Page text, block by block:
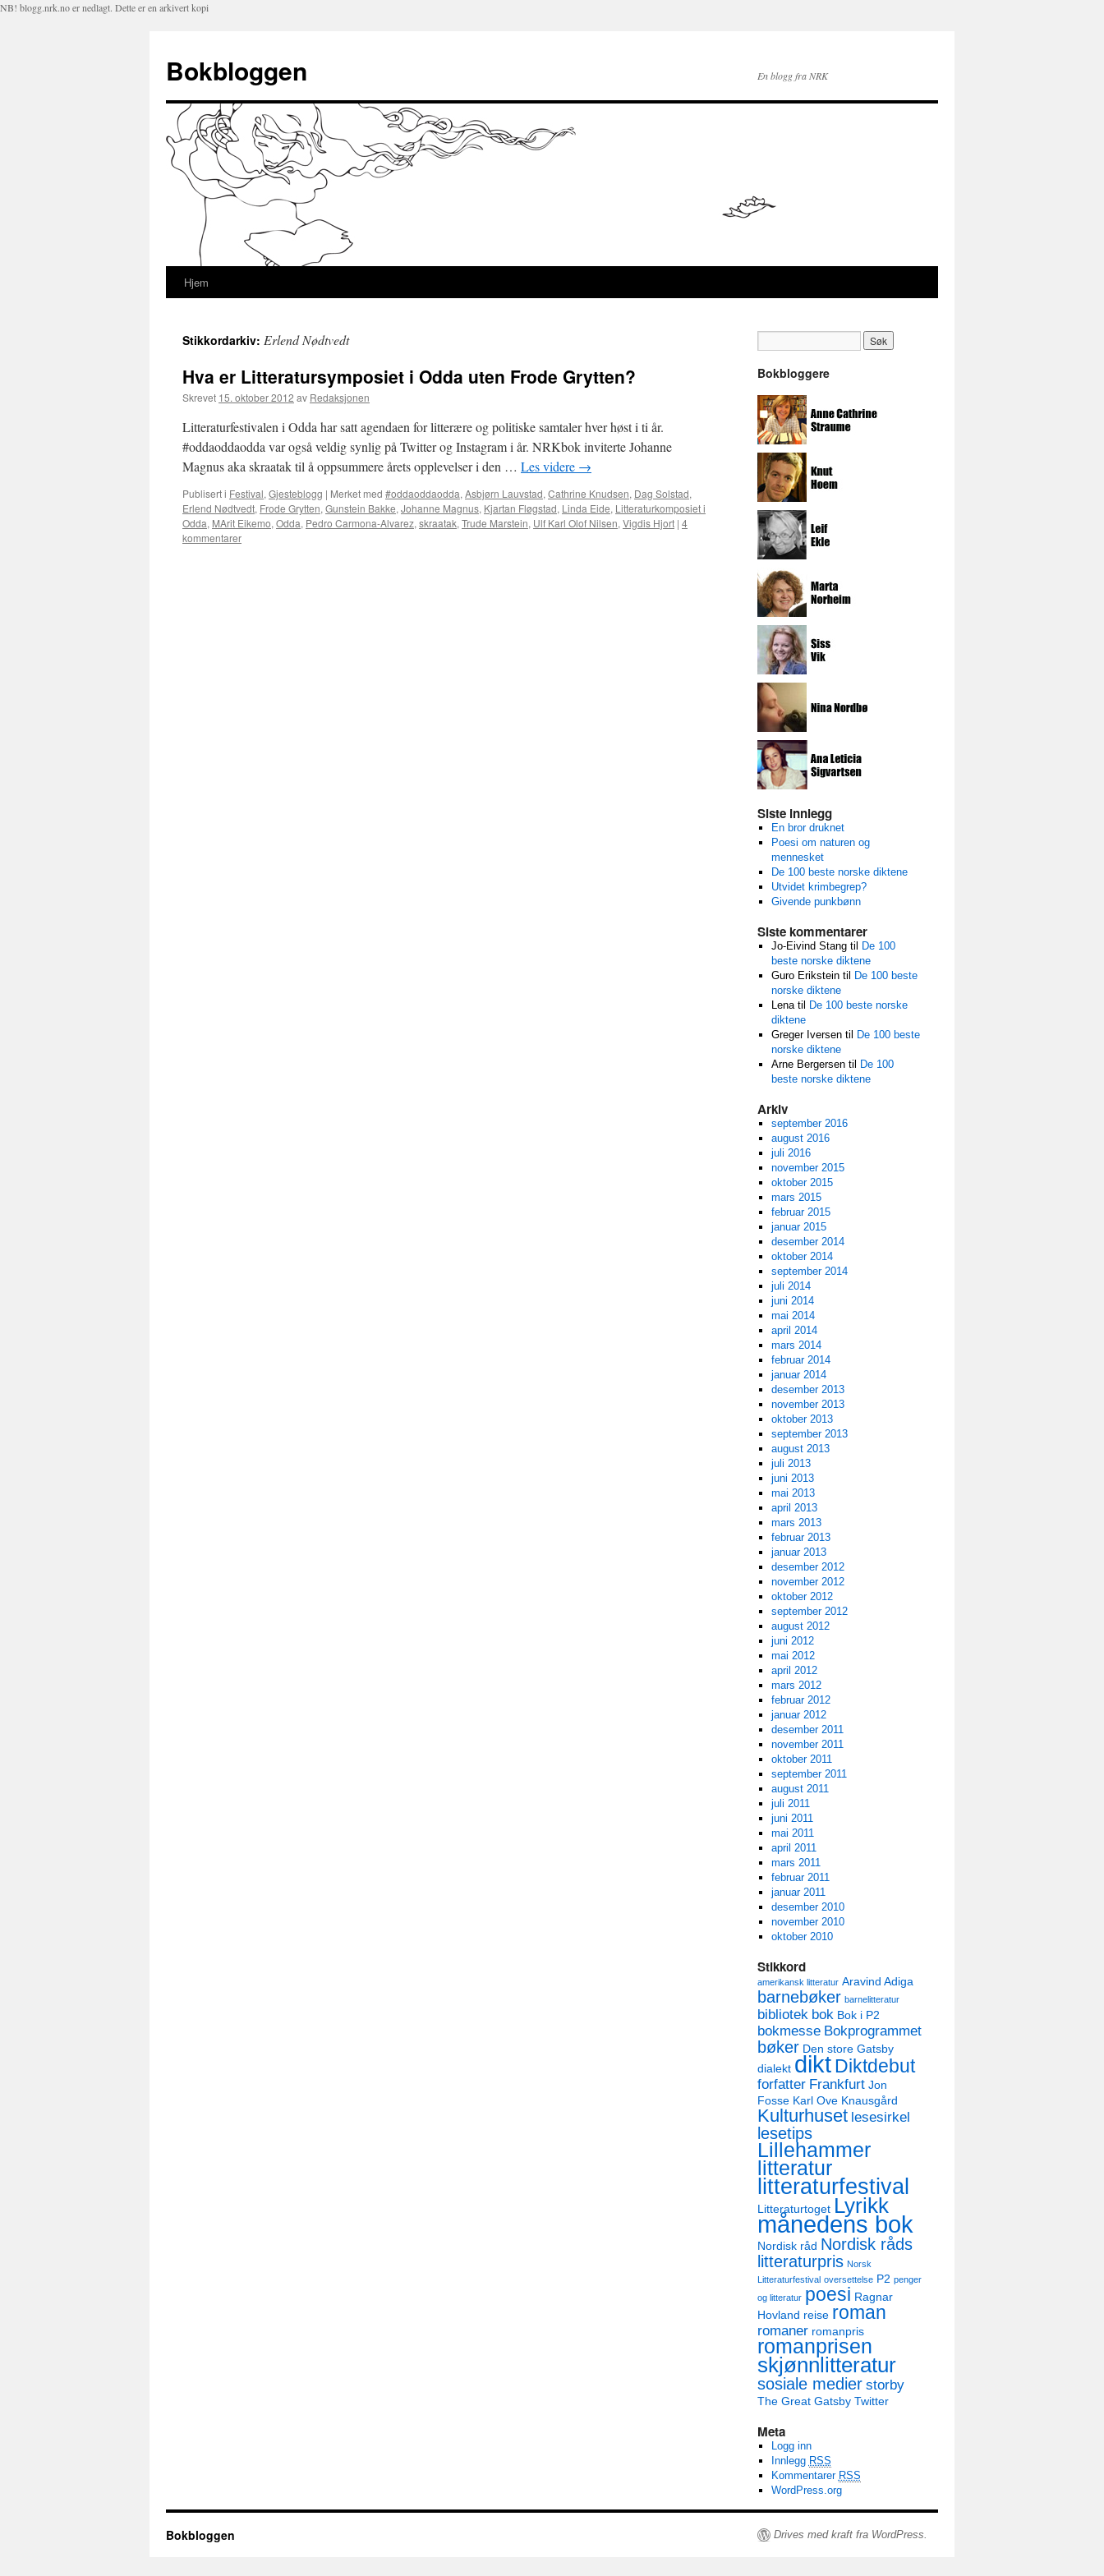
NB! blogg.nrk.no er nedlagt. Dette er en arkivert kopi
Bokbloggen En blogg fra NRK
Hopp
innhold
Hjem
Stikkordarkiv: Erlend Nødtvedt
Hva er Litteratursymposiet i Odda uten Frode Grytten?
Skrevet 15. oktober 2012 av Redaksjonen
Litteraturfestivalen i Odda har satt agendaen for litterære og politiske samtaler hver høst i ti år.
#oddaoddaodda var også veldig synlig på Twitter og Instagram i år. NRKbok inviterte Johanne
Magnus aka skraatak til å oppsummere årets opplevelser i den … Les videre →
Publisert i Festival, Gjesteblogg | Merket med #oddaoddaodda, Asbjørn Lauvstad, Cathrine Knudsen, Dag Solstad,
Erlend Nødtvedt, Frode Grytten, Gunstein Bakke, Johanne Magnus, Kjartan Fløgstad, Linda Eide, Litteraturkomposiet i
Odda, MArit Eikemo, Odda, Pedro Carmona-Alvarez, skraatak, Trude Marstein, Ulf Karl Olof Nilsen, Vigdis Hjort | 4
kommentarer
Bokbloggere
Siste innlegg
En bror druknet
Poesi om naturen og
mennesket
De 100 beste norske diktene
Utvidet krimbegrep?
Givende punkbønn
Siste kommentarer
Jo-Eivind Stangtil
De 100
beste norske diktene
Guro Eriksteintil
De 100 beste
norske diktene
Lenatil
De 100 beste norske
diktene
Greger Iversentil
De 100 beste
norske diktene
Arne Bergersentil
De 100
beste norske diktene
Arkiv
september 2016
august 2016
juli 2016
november 2015
oktober 2015
mars 2015
februar 2015
januar 2015
desember 2014
oktober 2014
september 2014
juli 2014
juni 2014
mai 2014
april 2014
mars 2014
februar 2014
januar 2014
desember 2013
november 2013
oktober 2013
september 2013
august 2013
juli 2013
juni 2013
mai 2013
april 2013
mars 2013
februar 2013
januar 2013
desember 2012
november 2012
oktober 2012
september 2012
august 2012
juni 2012
mai 2012
april 2012
mars 2012
februar 2012
januar 2012
desember 2011
november 2011
oktober 2011
september 2011
august 2011
juli 2011
juni 2011
mai 2011
april 2011
mars 2011
februar 2011
januar 2011
desember 2010
november 2010
oktober 2010
Stikkord
amerikansk litteratur Aravind Adiga
barnebøker barnelitteratur
bibliotek bok Bok i P2
bokmesse Bokprogrammet
bøker Den store Gatsby
dialekt diktDiktdebut
forfatter Frankfurt Jon
Fosse Karl Ove Knausgård
Kulturhuset lesesirkel
lesetips
Lillehammer
litteratur
litteraturfestival
Litteraturtoget Lyrikk
månedens bok
Nordisk råd Nordisk råds
litteraturpris Norsk
Litteraturfestival oversettelse P2 penger
og litteratur poesi Ragnar
Hovland reise roman
romaner romanpris
romanprisen
skjønnlitteratur
sosiale medier storby
The Great Gatsby Twitter
Meta
Logg inn
Innlegg RSS
Kommentarer RSS
WordPress.org
Bokbloggen Drives med kraft fra WordPress.